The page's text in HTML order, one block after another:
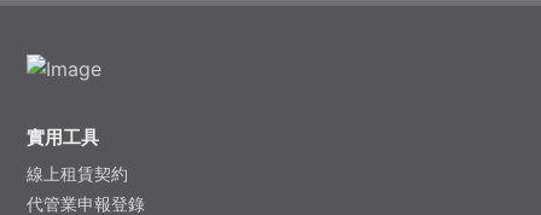
實用工具
線上租賃契約
代管業申報登錄